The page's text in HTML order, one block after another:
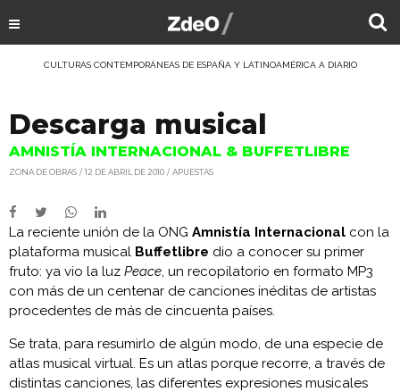
CULTURAS CONTEMPORÁNEAS DE ESPAÑA Y LATINOAMÉRICA A DIARIO
Descarga musical
AMNISTÍA INTERNACIONAL & BUFFETLIBRE
ZONA DE OBRAS 12 DE ABRIL DE 2010 APUESTAS
La reciente unión de la ONG Amnistía Internacional con la
plataforma musical Buffetlibre dio a conocer su primer
fruto: ya vio la luz Peace, un recopilatorio en formato MP3
con más de un centenar de canciones inéditas de artistas
procedentes de más de cincuenta países.
Se trata, para resumirlo de algún modo, de una especie de
atlas musical virtual. Es un atlas porque recorre, a través de
distintas canciones, las diferentes expresiones musicales